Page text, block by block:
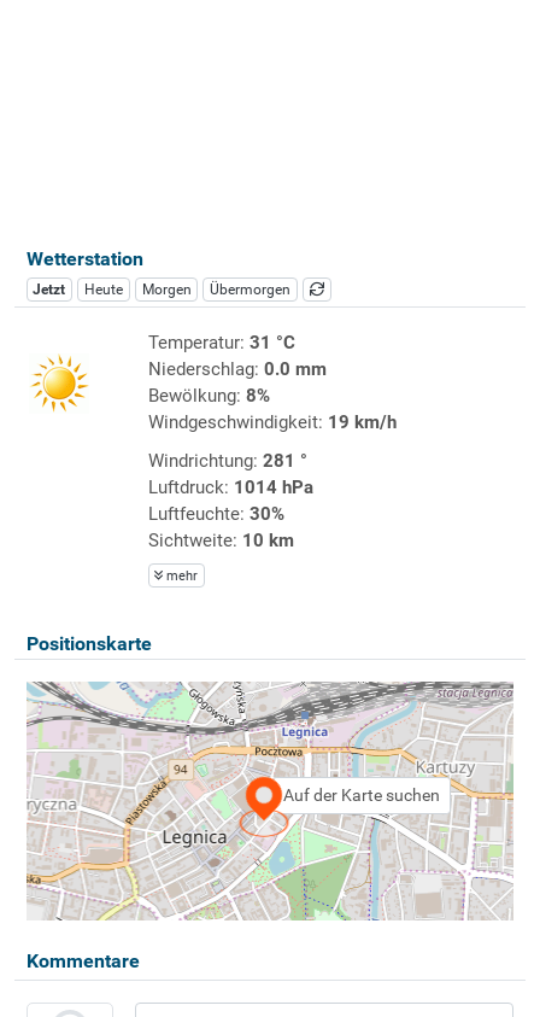
Wetterstation
Jetzt Heute Morgen Übermorgen
Temperatur: 31 °C
Niederschlag: 0.0 mm
Bewölkung: 8%
Windgeschwindigkeit: 19 km/h
Windrichtung: 281 °
Luftdruck: 1014 hPa
Luftfeuchte: 30%
Sichtweite: 10 km
mehr
Positionskarte
Auf der Karte suchen
Kommentare